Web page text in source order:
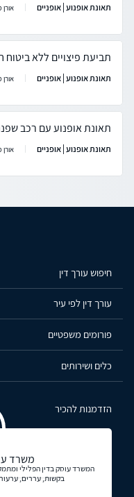
תאונת אופנוע | אופניים
תביעת פיצויים ללא
תאונת אופנוע | אופניים
תאונת אופנוע עם רכב
תאונת אופנוע | אופניים
חיפוש עורך דין
עורך דין לפי עיר
פורומים משפטיים
כלים ושירותים
הזדמנות להכיר
משרד
המשרד עוסק בדין הפלילי
בקשות, עררים,